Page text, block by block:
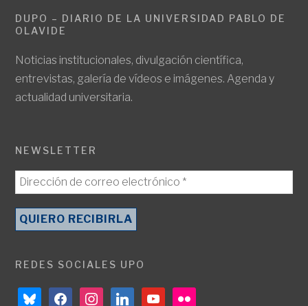
DUPO – DIARIO DE LA UNIVERSIDAD PABLO DE
OLAVIDE
Noticias institucionales, divulgación científica,
entrevistas, galería de vídeos e imágenes. Agenda y
actualidad universitaria.
NEWSLETTER
REDES SOCIALES UPO
blueskyfacebookinstagramlinkedinyoutubeflickr